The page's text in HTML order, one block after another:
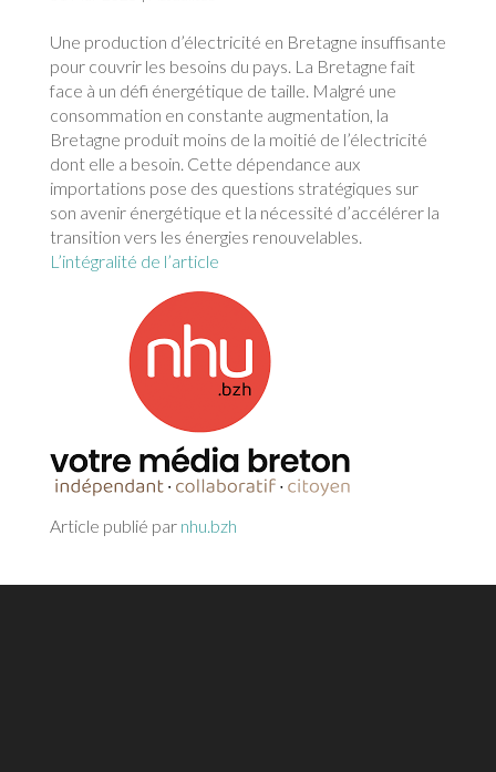
Une production d’électricité en Bretagne insuffisante
pour couvrir les besoins du pays. La Bretagne fait
face à un défi énergétique de taille. Malgré une
consommation en constante augmentation, la
Bretagne produit moins de la moitié de l’électricité
dont elle a besoin. Cette dépendance aux
importations pose des questions stratégiques sur
son avenir énergétique et la nécessité d’accélérer la
transition vers les énergies renouvelables.
L’intégralité de l’article
Article publié parnhu.bzh